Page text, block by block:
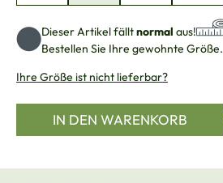
Dieser Artikel fälltnormal aus!
Bestellen Sie Ihre gewohnte Größe.
Ihre Größe ist nicht lieferbar?
IN DEN WARENKORB